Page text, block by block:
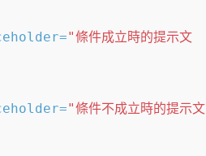
"條件成立時的提示文
"條件不成立時的提示文